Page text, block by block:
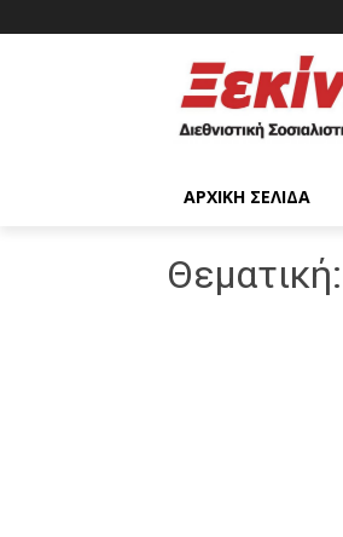
ΑΡΧΙΚΉ ΣΕΛΊΔΑ
Θεματική: